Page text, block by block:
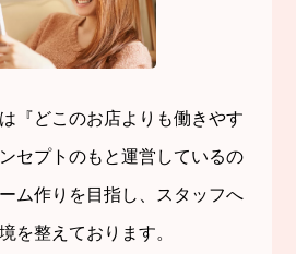
『どこのお店よりも働きやす
セプトのもと運営しているの
ム作りを目指し、スタッフへ
を整えております。